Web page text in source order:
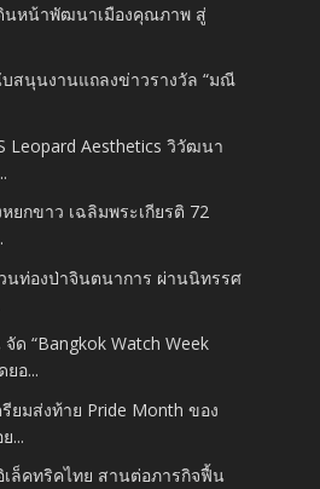
นหน้าพัฒนาเมืองคุณภาพ สู่
สนุนงานแถลงข่าวรางวัล “มณี
Leopard Aesthetics วิวัฒนา
ยกขาว เฉลิมพระเกียรติ 72
นท่องป่าจินตนาการ ผ่านนิทรรศ
ด “Bangkok Watch Week
ยอ...
ยมส่งท้าย Pride Month ของ
...
ล็คทริคไทย สานต่อภารกิจฟื้น